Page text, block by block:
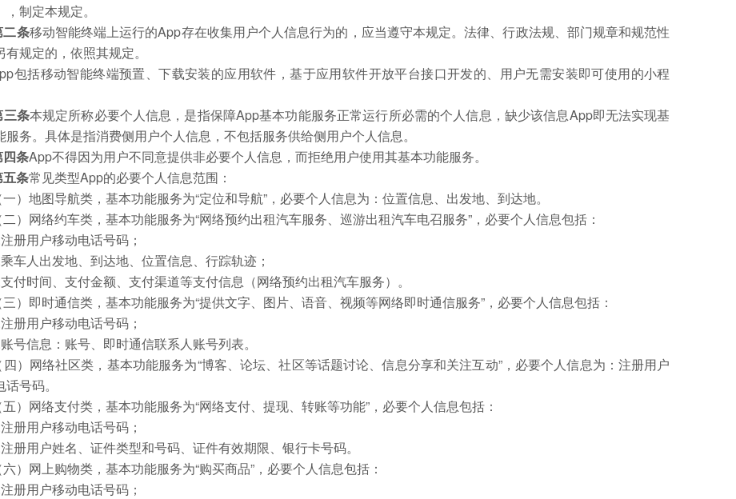
，制定本规定。
二条移动智能终端上运行的App存在收集用户个人信息行为的，应当遵守本规定。法律、行政法规、部门规章和规范性
有规定的，依照其规定。
包括移动智能终端预置、下载安装的应用软件，基于应用软件开放平台接口开发的、用户无需安装即可使用的小程
三条本规定所称必要个人信息，是指保障App基本功能服务正常运行所必需的个人信息，缺少该信息App即无法实现基
服务。具体是指消费侧用户个人信息，不包括服务供给侧用户个人信息。
四条App不得因为用户不同意提供非必要个人信息，而拒绝用户使用其基本功能服务。
五条常见类型App的必要个人信息范围：
一）地图导航类，基本功能服务为“定位和导航”，必要个人信息为：位置信息、出发地、到达地。
二）网络约车类，基本功能服务为“网络预约出租汽车服务、巡游出租汽车电召服务”，必要个人信息包括：
册用户移动电话号码；
车人出发地、到达地、位置信息、行踪轨迹；
付时间、支付金额、支付渠道等支付信息（网络预约出租汽车服务）。
三）即时通信类，基本功能服务为“提供文字、图片、语音、视频等网络即时通信服务”，必要个人信息包括：
册用户移动电话号码；
号信息：账号、即时通信联系人账号列表。
四）网络社区类，基本功能服务为“博客、论坛、社区等话题讨论、信息分享和关注互动”，必要个人信息为：注册用户
号码。
五）网络支付类，基本功能服务为“网络支付、提现、转账等功能”，必要个人信息包括：
册用户移动电话号码；
册用户姓名、证件类型和号码、证件有效期限、银行卡号码。
六）网上购物类，基本功能服务为“购买商品”，必要个人信息包括：
册用户移动电话号码；